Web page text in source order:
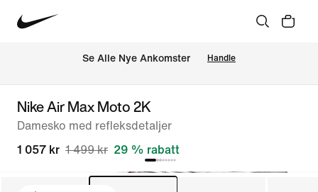
Se Alle Nye Ankomster Handle
Nike Air Max Moto 2K
Damesko med refleksdetaljer
1 057 kr 1 499 kr 29 % rabatt